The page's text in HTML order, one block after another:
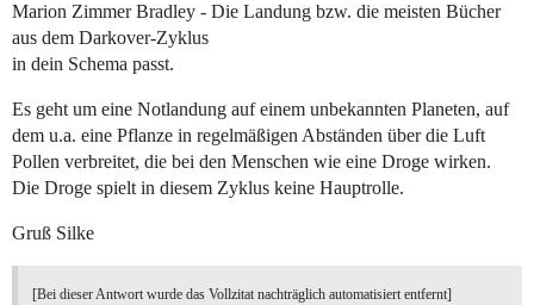
Marion Zimmer Bradley - Die Landung bzw. die meisten Bücher
aus dem Darkover-Zyklus
in dein Schema passt.
Es geht um eine Notlandung auf einem unbekannten Planeten, auf
dem u.a. eine Pflanze in regelmäßigen Abständen über die Luft
Pollen verbreitet, die bei den Menschen wie eine Droge wirken.
Die Droge spielt in diesem Zyklus keine Hauptrolle.
Gruß Silke
[Bei dieser Antwort wurde das Vollzitat nachträglich automatisiert entfernt]